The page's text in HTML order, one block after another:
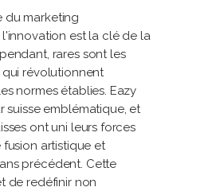
du marketing
est la clé de la
rares sont les
révolutionnent
normes établies. Eazy
suisse emblématique, et
ont uni leurs forces
artistique et
précédent. Cette
de redéfinir non